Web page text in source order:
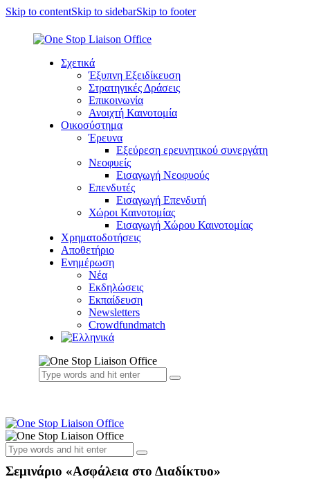
Skip to contentSkip to sidebarSkip to footer
Σχετικά
Έξυπνη Εξειδίκευση
Στρατηγικές Δράσεις
Επικοινωνία
Ανοιχτή Καινοτομία
Οικοσύστημα
Έρευνα
Εξεύρεση ερευνητικού συνεργάτη
Νεοφυείς
Εισαγωγή Νεοφυούς
Επενδυτές
Εισαγωγή Επενδυτή
Χώροι Καινοτομίας
Εισαγωγή Χώρου Καινοτομίας
Χρηματοδοτήσεις
Αποθετήριο
Ενημέρωση
Νέα
Εκδηλώσεις
Εκπαίδευση
Newsletters
Crowdfundmatch
Σεμινάριο «Ασφάλεια στο Διαδίκτυο»